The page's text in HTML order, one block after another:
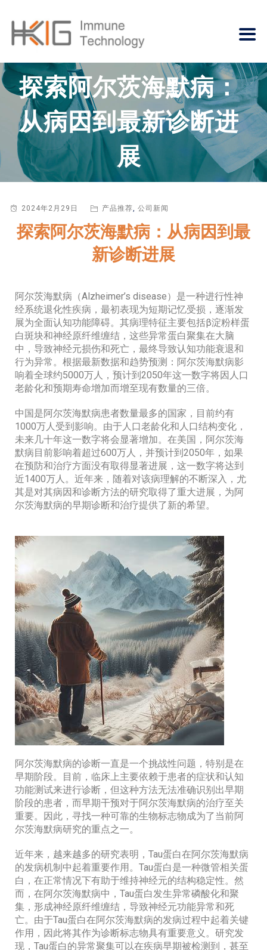
探索阿尔茨海默病：
从病因到最新诊断进
展
2024年2月29日 产品推荐, 公司新闻
探索阿尔茨海默病：从病因到最
新诊断进展
阿尔茨海默病（Alzheimer’s disease）是一种进行性神
经系统退化性疾病，最初表现为短期记忆受损，逐渐发
展为全面认知功能障碍。其病理特征主要包括β淀粉样蛋
白斑块和神经原纤维缠结，这些异常蛋白聚集在大脑
中，导致神经元损伤和死亡，最终导致认知功能衰退和
行为异常。根据最新数据和趋势预测：阿尔茨海默病影
响着全球约5000万人，预计到2050年这一数字将因人口
老龄化和预期寿命增加而增至现有数量的三倍。
中国是阿尔茨海默病患者数量最多的国家，目前约有
1000万人受到影响。由于人口老龄化和人口结构变化，
未来几十年这一数字将会显著增加。在美国，阿尔茨海
默病目前影响着超过600万人，并预计到2050年，如果
在预防和治疗方面没有取得显著进展，这一数字将达到
近1400万人。近年来，随着对该病理解的不断深入，尤
其是对其病因和诊断方法的研究取得了重大进展，为阿
尔茨海默病的早期诊断和治疗提供了新的希望。
阿尔茨海默病的诊断一直是一个挑战性问题，特别是在
早期阶段。目前，临床上主要依赖于患者的症状和认知
功能测试来进行诊断，但这种方法无法准确识别出早期
阶段的患者，而早期干预对于阿尔茨海默病的治疗至关
重要。因此，寻找一种可靠的生物标志物成为了当前阿
尔茨海默病研究的重点之一。
近年来，越来越多的研究表明，Tau蛋白在阿尔茨海默病
的发病机制中起着重要作用。Tau蛋白是一种微管相关蛋
白，在正常情况下有助于维持神经元的结构稳定性。然
而，在阿尔茨海默病中，Tau蛋白发生异常磷酸化和聚
集，形成神经原纤维缠结，导致神经元功能异常和死
亡。由于Tau蛋白在阿尔茨海默病的发病过程中起着关键
作用，因此将其作为诊断标志物具有重要意义。研究发
现，Tau蛋白的异常聚集可以在疾病早期被检测到，甚至